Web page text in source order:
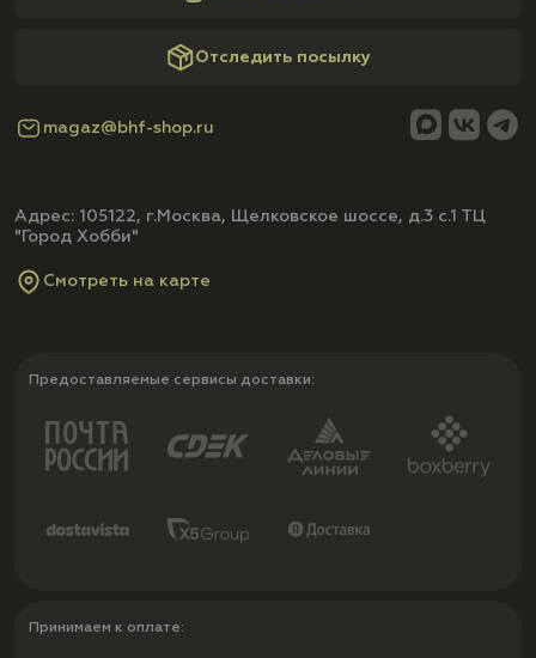
Отследить посылку
magaz@bhf-shop.ru
Адрес: 105122, г.Москва, Щелковское шоссе, д.3 с.1 ТЦ
"Город Хобби"
Смотреть на карте
Предоставляемые сервисы доставки:
Принимаем к оплате: